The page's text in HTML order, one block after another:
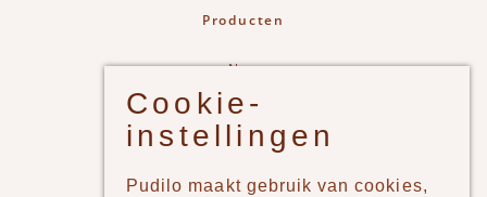
Producten
New
Jongens
Meisjes
Cookie-
instellingen
Pudilo maakt gebruik van cookies,